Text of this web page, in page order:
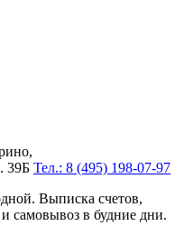
39Б Тел.: 8 (495) 198-07-97
Выписка счетов,
самовывоз в будние дни.